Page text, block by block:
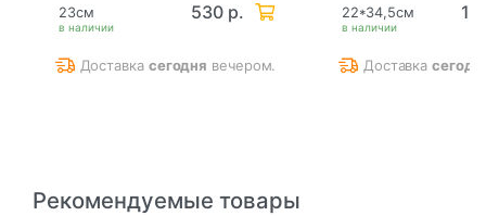
в наличии
23см 530 р.
Доставка сегодня вечером.
в наличии
22*34,5см 1
Доставка
Рекомендуемые товары